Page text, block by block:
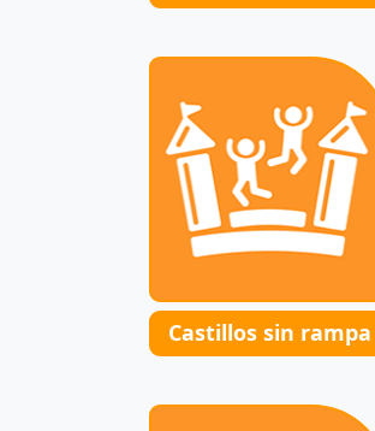
Castillos sin rampa